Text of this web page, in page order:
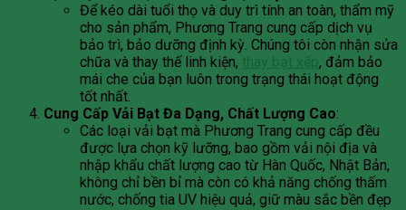
Để kéo dài tuổi thọ và duy trì tính an toàn, thẩm mỹ
cho sản phẩm, Phương Trang cung cấp dịch vụ
bảo trì, bảo dưỡng định kỳ. Chúng tôi còn nhận sửa
chữa và thay thế linh kiện, thay bạt xếp, đảm bảo
mái che của bạn luôn trong trạng thái hoạt động
tốt nhất.
Cung Cấp Vải Bạt Đa Dạng, Chất Lượng Cao:
Các loại vải bạt mà Phương Trang cung cấp đều
được lựa chọn kỹ lưỡng, bao gồm vải nội địa và
nhập khẩu chất lượng cao từ Hàn Quốc, Nhật Bản,
không chỉ bền bỉ mà còn có khả năng chống thấm
nước, chống tia UV hiệu quả, giữ màu sắc bền đẹp